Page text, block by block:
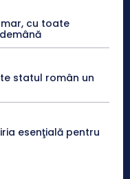
cu toate
statul român un
esenţială pentru